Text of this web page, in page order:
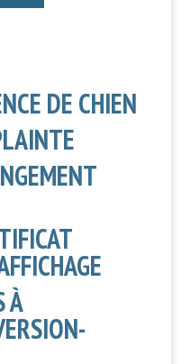
DE CHIEN
À